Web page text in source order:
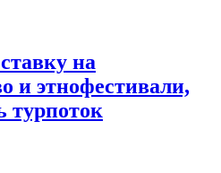
на
и этнофестивали,
турпоток